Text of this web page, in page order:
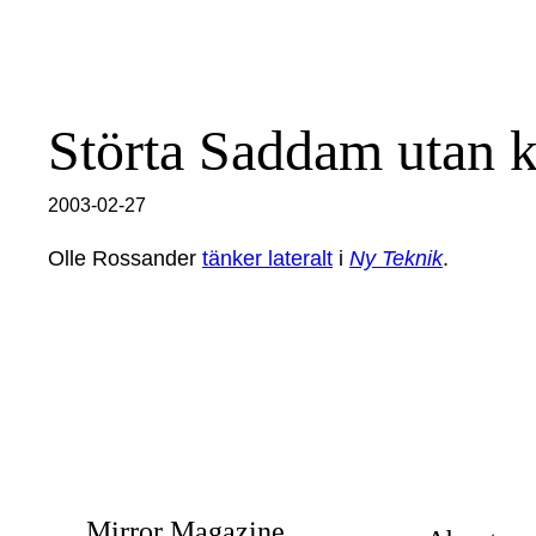
Störta Saddam utan
2003-02-27
Olle Rossander tänker lateralt i Ny Teknik.